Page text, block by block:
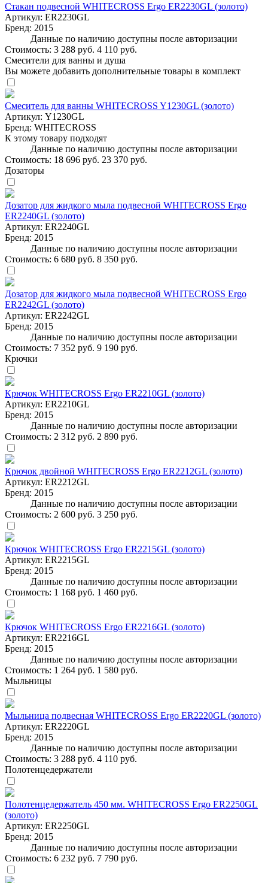
Стакан подвесной WHITECROSS Ergo ER2230GL (золото)
Артикул: ER2230GL
Бренд: 2015
Данные по наличию доступны после авторизации
Стоимость: 3 288 руб. 4 110 руб.
Смесители для ванны и душа
Вы можете добавить дополнительные товары в комплект
Смеситель для ванны WHITECROSS Y1230GL (золото)
Артикул: Y1230GL
Бренд: WHITECROSS
К этому товару подходят
Данные по наличию доступны после авторизации
Стоимость: 18 696 руб. 23 370 руб.
Дозаторы
Дозатор для жидкого мыла подвесной WHITECROSS Ergo
ER2240GL (золото)
Артикул: ER2240GL
Бренд: 2015
Данные по наличию доступны после авторизации
Стоимость: 6 680 руб. 8 350 руб.
Дозатор для жидкого мыла подвесной WHITECROSS Ergo
ER2242GL (золото)
Артикул: ER2242GL
Бренд: 2015
Данные по наличию доступны после авторизации
Стоимость: 7 352 руб. 9 190 руб.
Крючки
Крючок WHITECROSS Ergo ER2210GL (золото)
Артикул: ER2210GL
Бренд: 2015
Данные по наличию доступны после авторизации
Стоимость: 2 312 руб. 2 890 руб.
Крючок двойной WHITECROSS Ergo ER2212GL (золото)
Артикул: ER2212GL
Бренд: 2015
Данные по наличию доступны после авторизации
Стоимость: 2 600 руб. 3 250 руб.
Крючок WHITECROSS Ergo ER2215GL (золото)
Артикул: ER2215GL
Бренд: 2015
Данные по наличию доступны после авторизации
Стоимость: 1 168 руб. 1 460 руб.
Крючок WHITECROSS Ergo ER2216GL (золото)
Артикул: ER2216GL
Бренд: 2015
Данные по наличию доступны после авторизации
Стоимость: 1 264 руб. 1 580 руб.
Мыльницы
Мыльница подвесная WHITECROSS Ergo ER2220GL (золото)
Артикул: ER2220GL
Бренд: 2015
Данные по наличию доступны после авторизации
Стоимость: 3 288 руб. 4 110 руб.
Полотенцедержатели
Полотенцедержатель 450 мм. WHITECROSS Ergo ER2250GL
(золото)
Артикул: ER2250GL
Бренд: 2015
Данные по наличию доступны после авторизации
Стоимость: 6 232 руб. 7 790 руб.